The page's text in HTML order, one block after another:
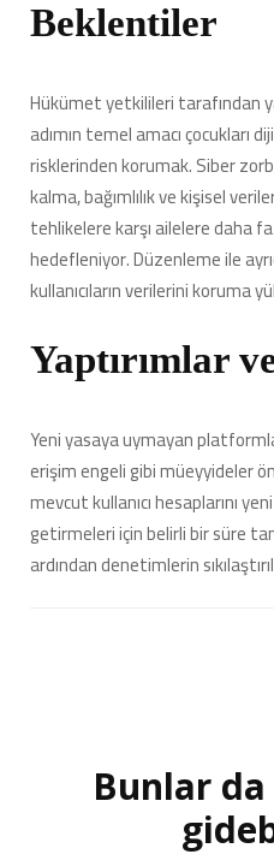
Beklentiler
Hükümet yetkilileri tarafından
adımın temel amacı çocukları
risklerinden korumak. Siber
kalma, bağımlılık ve kişisel
tehlikelere karşı ailelere daha
hedefleniyor. Düzenleme ile
kullanıcıların verilerini koruma
Yaptırımlar
Yeni yasaya uymayan
erişim engeli gibi müeyyideler
mevcut kullanıcı hesaplarını
getirmeleri için belirli bir süre
ardından denetimlerin
Bunlar